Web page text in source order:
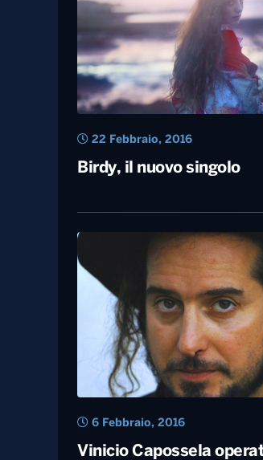
Birdy, il nuovo singolo
22 Febbraio, 2016
Vinicio Capossela
6 Febbraio, 2016